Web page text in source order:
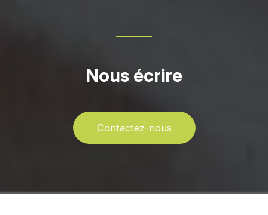
Nous écrire
Contactez-nous